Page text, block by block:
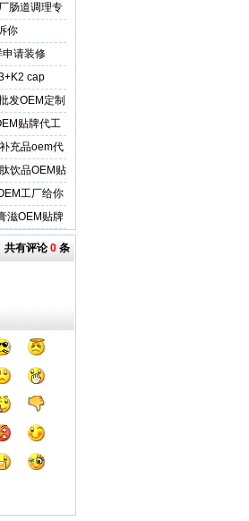
肠道调理专
你
申请装修
cap
发OEM定制
贴牌代工
充品oem代
饮品OEM贴
工厂给你
滋OEM贴牌
共有评论0 条